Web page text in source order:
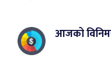
आजको